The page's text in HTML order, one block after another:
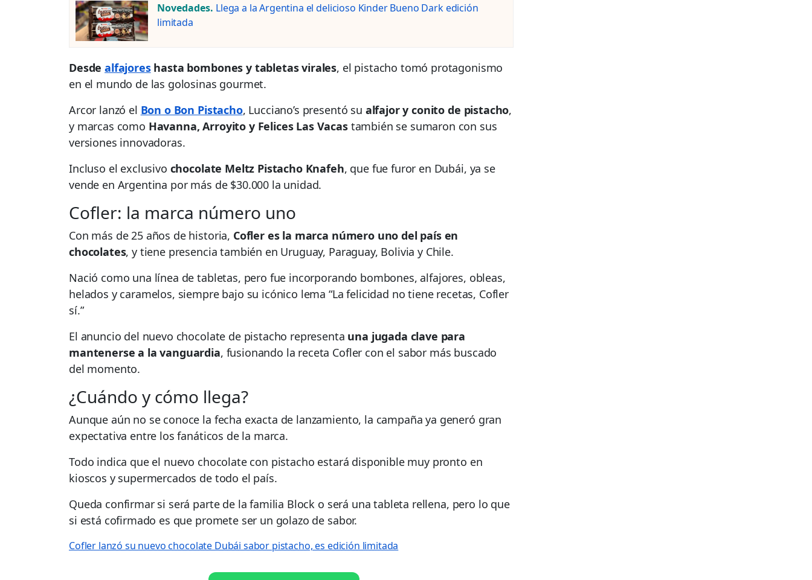
Novedades. Llega a la Argentina el delicioso Kinder Bueno Dark edición
limitada
Desdealfajoreshasta bombones y tabletas virales, el pistacho tomó protagonismo
en el mundo de las golosinas gourmet.
Arcor lanzó el Bon o Bon Pistacho, Lucciano’s presentó su alfajor y conito de pistacho,
y marcas como Havanna, Arroyito y Felices Las Vacastambién se sumaron con sus
versiones innovadoras.
Incluso el exclusivo chocolate Meltz Pistacho Knafeh, que fue furor en Dubái, ya se
vende en Argentina por más de $30.000 la unidad.
Cofler: la marca número uno
Con más de 25 años de historia, Cofler es la marca número uno del país en
chocolates, y tiene presencia también en Uruguay, Paraguay, Bolivia y Chile.
Nació como una línea de tabletas, pero fue incorporando bombones, alfajores, obleas,
helados y caramelos, siempre bajo su icónico lema “La felicidad no tiene recetas, Cofler
sí.”
El anuncio del nuevo chocolate de pistacho representa una jugada clave para
mantenerse a la vanguardia, fusionando la receta Cofler con el sabor más buscado
del momento.
¿Cuándo y cómo llega?
Aunque aún no se conoce la fecha exacta de lanzamiento, la campaña ya generó gran
expectativa entre los fanáticos de la marca.
Todo indica que el nuevo chocolate con pistacho estará disponible muy pronto en
kioscos y supermercados de todo el país.
Queda confirmar si será parte de la familia Block o será una tableta rellena, pero lo que
si está cofirmado es que promete ser un golazo de sabor.
Cofler lanzó su nuevo chocolate Dubái sabor pistacho, es edición limitada